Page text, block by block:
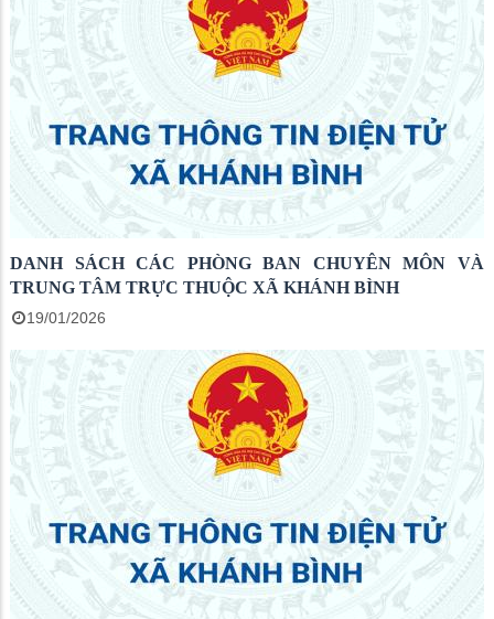
DANH SÁCH CÁC PHÒNG BAN CHUYÊN MÔN VÀ
TRUNG TÂM TRỰC THUỘC XÃ KHÁNH BÌNH
19/01/2026